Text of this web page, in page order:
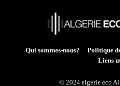
Qui sommes-nous? Politique
Liens
© 2024 algerie eco